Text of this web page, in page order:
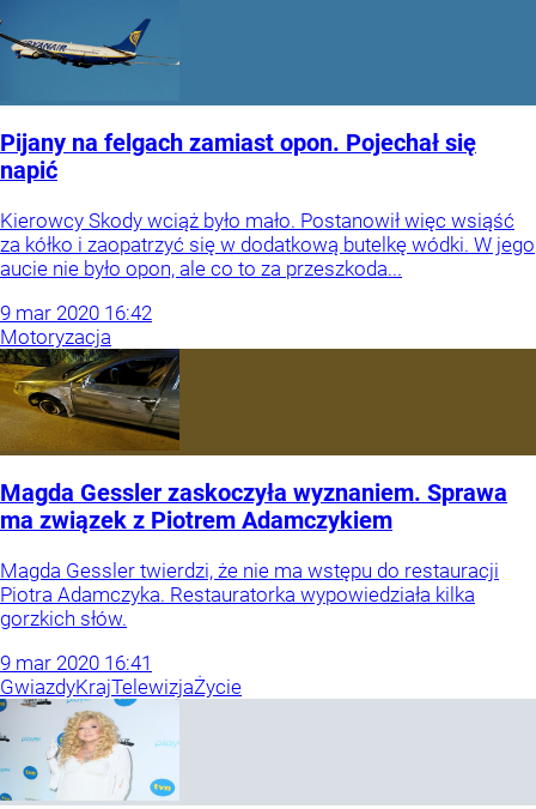
Pijany na felgach zamiast opon. Pojechał się
napić
Kierowcy Skody wciąż było mało. Postanowił więc wsiąść
za kółko i zaopatrzyć się w dodatkową butelkę wódki. W jego
aucie nie było opon, ale co to za przeszkoda...
9 mar 2020 16:42
Motoryzacja
Magda Gessler zaskoczyła wyznaniem. Sprawa
ma związek z Piotrem Adamczykiem
Magda Gessler twierdzi, że nie ma wstępu do restauracji
Piotra Adamczyka. Restauratorka wypowiedziała kilka
gorzkich słów.
9 mar 2020 16:41
GwiazdyKrajTelewizjaŻycie